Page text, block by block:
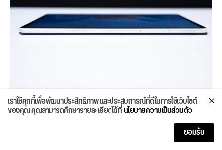
จุดเชื่อมต่อกับช่องรอบเครื่องรวมถึงปุ่มกดต่างๆ ทั้ง 4 ด้าน อิง
เราใช้คุกกี้เพื่อพัฒนาประสิทธิภาพ และประสบการณ์ที่ดีในการใช้เว็บไซต์
ของคุณ คุณสามารถศึกษารายละเอียดได้ที่นโยบายความเป็นส่วนตัว
ยอมรับ